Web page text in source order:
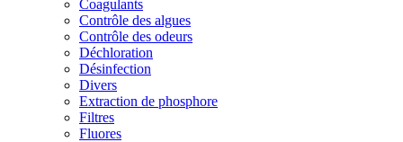
Coagulants
Contrôle des algues
Contrôle des odeurs
Déchloration
Désinfection
Divers
Extraction de phosphore
Filtres
Fluores